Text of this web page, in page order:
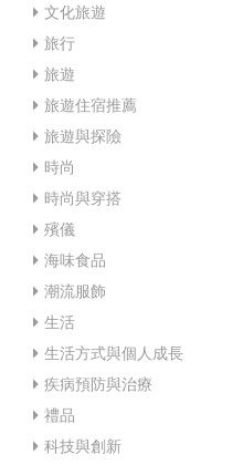
文化旅遊
旅行
旅遊
旅遊住宿推薦
旅遊與探險
時尚
時尚與穿搭
殯儀
海味食品
潮流服飾
生活
生活方式與個人成長
疾病預防與治療
禮品
科技與創新